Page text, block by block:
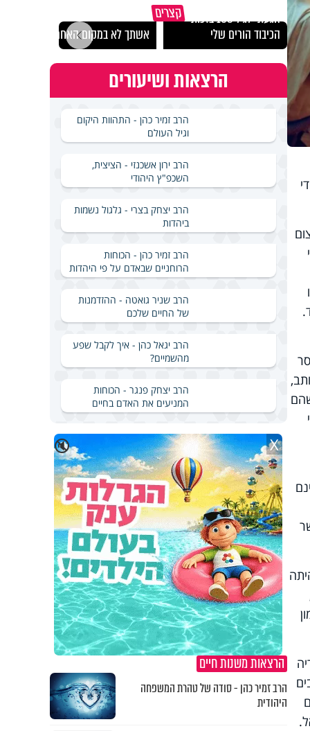
קצרים הגעתי לגיל 108 בזכות
הכיבוד הורים שלי
אשתך לא במקום האחרון
הרצאות ושיעורים
הרב זמיר כהן - התהוות היקום
וגיל העולם
הרב ירון אשכנזי - הציצית,
השכפ"ץ היהודי
הרב יצחק בצרי - גלגול נשמות
ביהדות
הרב זמיר כהן - הכוחות
הרוחניים שבאדם על פי היהדות
הרב שניר גואטה - ההזדמנות
של החיים שלכם
הרב יגאל כהן - איך לקבל שפע
מהשמיים?
הרב יצחק פנגר - הכוחות
המניעים את האדם בחיים
🔇 X
הרצאות משנות חיים
הרב זמיר כהן - סודה של טהרת המשפחה
היהודית